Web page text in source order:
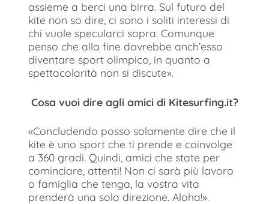
assieme a berci una birra. Sul futuro del
kite non so dire, ci sono i soliti interessi di
chi vuole specularci sopra. Comunque
penso che alla fine dovrebbe anch’esso
diventare sport olimpico, in quanto a
spettacolarità non si discute».
Cosa vuoi dire agli amici di Kitesurfing.it?
«Concludendo posso solamente dire che il
kite è uno sport che ti prende e coinvolge
a 360 gradi. Quindi, amici che state per
cominciare, attenti! Non ci sarà più lavoro
o famiglia che tenga, la vostra vita
prenderà una sola direzione. Aloha!».